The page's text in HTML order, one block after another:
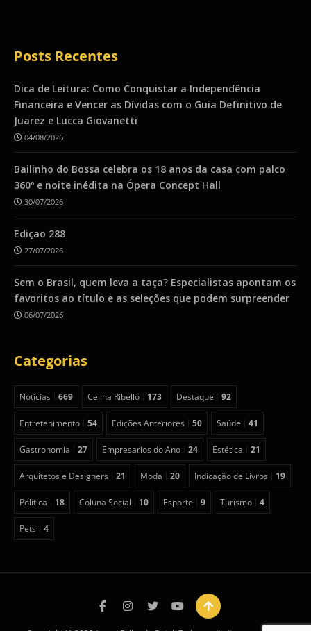
Posts Recentes
Dica de Leitura: Como Conquistar a Independência
Financeira e Vencer as Dívidas com o Guia Definitivo de
Juarez e Lucca Giovanetti
04/08/2026
Bailinho do Bossa celebra os 18 anos da casa com palco
360º e noite inédita na Ópera Concept Hall
30/07/2026
Ediçao 288
27/07/2026
Sem o Brasil, quem leva a taça? Especialistas apontam os
favoritos ao título e as seleções que podem surpreender
06/07/2026
Categorias
Notícias 669 Celina Ribello 173 Destaque 92
Entretenimento 54 Edições Anteriores 50 Saúde 41
Gastronomia 27 Empresarios do Ano 24 Estética 21
Arquitetos e Designers 21 Moda 20 Indicação de Livros 19
Política 18 Coluna Social 10 Esporte 9 Turismo 4
Pets 4